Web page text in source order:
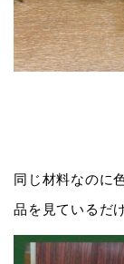
同じ材料なのに
品を見ているだ